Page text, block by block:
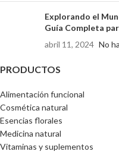
Explorando el
Guía Completa
abril 11, 2024 No
PRODUCTOS
Alimentación funcional
Cosmética natural
Esencias florales
Medicina natural
Vitaminas y suplementos